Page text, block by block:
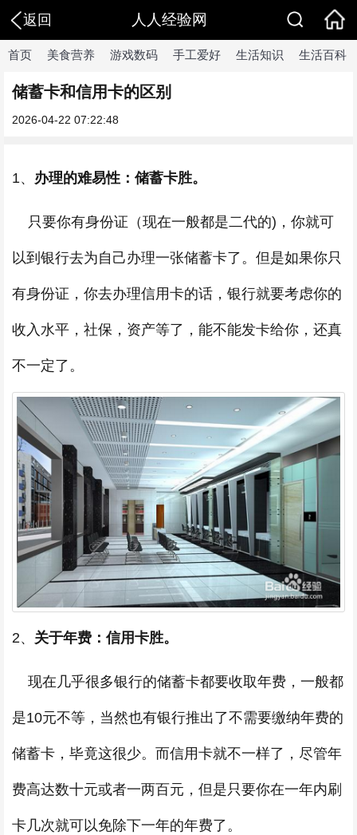
返回 人人经验网
首页 美食营养 游戏数码 手工爱好 生活知识 生活百科
储蓄卡和信用卡的区别
2026-04-22 07:22:48
1、 办理的难易性：储蓄卡胜。
只要你有身份证（现在一般都是二代的)，你就可
以到银行去为自己办理一张储蓄卡了。但是如果你只
有身份证，你去办理信用卡的话，银行就要考虑你的
收入水平，社保，资产等了，能不能发卡给你，还真
不一定了。
2、 关于年费：信用卡胜。
现在几乎很多银行的储蓄卡都要收取年费，一般都
是10元不等，当然也有银行推出了不需要缴纳年费的
储蓄卡，毕竟这很少。而信用卡就不一样了，尽管年
费高达数十元或者一两百元，但是只要你在一年内刷
卡几次就可以免除下一年的年费了。